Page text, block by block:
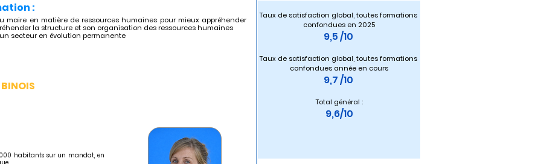
:
maire en matière de ressources humaines pour mieux appréhender
la structure et son organisation des ressources humaines
secteur en évolution permanente
habitants sur un mandat, en
Taux de satisfaction global, toutes formations
confondues en 2025
9,5 /10
Taux de satisfaction global, toutes formations
confondues année en cours
9,7 /10
Total général :
9,6/10